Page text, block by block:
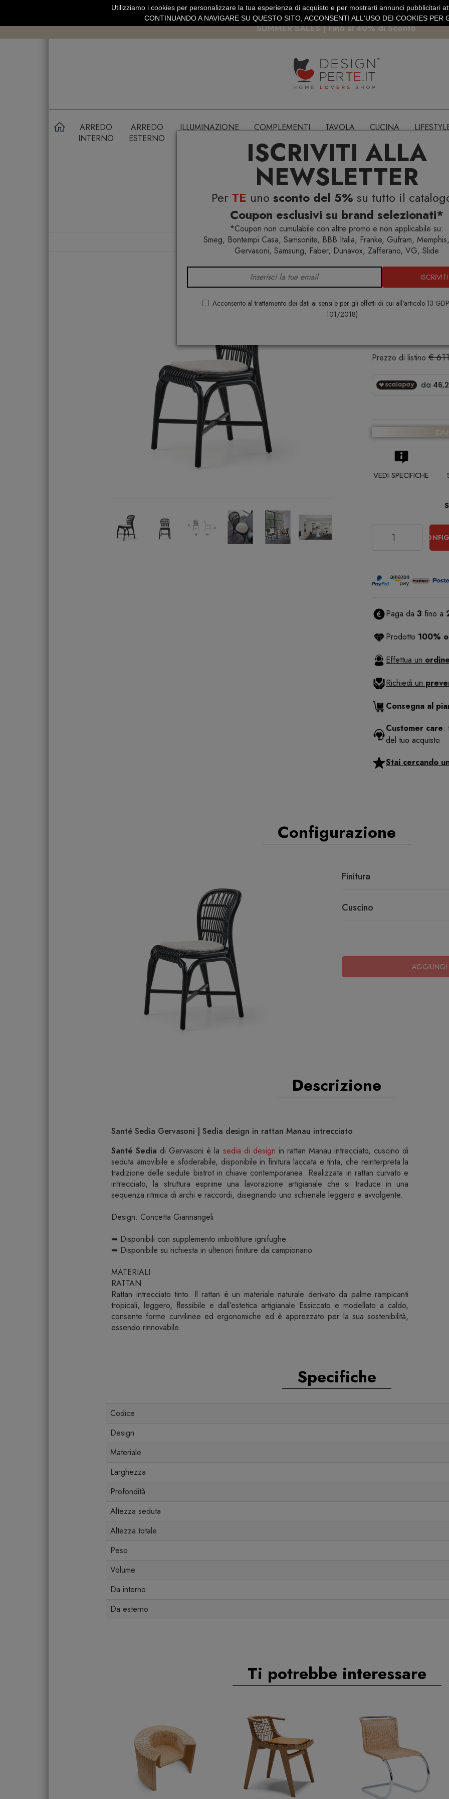
ISCRIVITI ALLA
NEWSLETTER
Per TE uno sconto del 5% su tutto il
Coupon esclusivi su brand selezionati*
*Coupon non cumulabile con altre promo e non applicabile su:
Smeg, Bontempi Casa, Samsonite, BBB Italia, Franke, Gufram,
Gervasoni, Samsung, Faber, Dunavox, Zafferano, VG, Slide
ISCRIVITI
Acconsento al trattamento dei dati ai sensi e per gli effetti di cui all'articolo 13
101/2018)
SPEDIZIONE GRATUITA SOPRA 99 EURO PAGAMENTO SICURO PAYPAL · CARTA DI CREDITO
SUMMER SALES | Fino al 40% di Sconto
ARREDO
INTERNO
ARREDO
ESTERNO
ILLUMINAZIONE COMPLEMENTI TAVOLA CUCINA
Home Arredo interno Sedie Santé Sedia
Santé Sedia
GERVASONI
Prezzo di listino €
VEDI SPECIFICHE
Paga da 3 fino a
Prodotto 100%
Effettua un
Richiedi un
Consegna al
Customer care:
del tuo acquisto
Stai cercando
Configurazione
Finitura
Cuscino
AGGIUNGI
Descrizione
Santé Sedia Gervasoni | Sedia design in rattan Manau intrecciato
Santé Sedia di Gervasoni è la sedia di design in rattan Manau intrecciato, cuscino di
seduta amovibile e sfoderabile, disponibile in finitura laccata e tinta, che reinterpreta la
tradizione delle sedute bistrot in chiave contemporanea. Realizzata in rattan curvato e
intrecciato, la struttura esprime una lavorazione artigianale che si traduce in una
sequenza ritmica di archi e raccordi, disegnando uno schienale leggero e avvolgente.
Design: Concetta Giannangeli
➥ Disponibili con supplemento imbottiture ignifughe.
➥ Disponibile su richiesta in ulteriori finiture da campionario
MATERIALI
RATTAN
Rattan intrecciato tinto. Il rattan è un materiale naturale derivato da palme rampicanti
tropicali, leggero, flessibile e dall’estetica artigianale Essiccato e modellato a caldo,
consente forme curvilinee ed ergonomiche ed è apprezzato per la sua sostenibilità,
essendo rinnovabile.
Specifiche
Codice
Design
Materiale
Larghezza
Profondità
Altezza seduta
Altezza totale
Peso
Volume
Da interno
Da esterno
Ti potrebbe interessare
Utilizziamo i cookies per personalizzare la tua esperienza di acquisto e per mostrarti annunci pubblicitari
CONTINUANDO A NAVIGARE SU QUESTO SITO, ACCONSENTI ALL'USO DEI COOKIES PER